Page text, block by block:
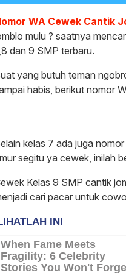
WA Cewek Cantik
mulu ? saatnya
dan 9 SMP terbaru.
yang butuh teman
habis, berikut nomor
kelas 7 ada juga
segitu ya cewek, inilah
Kelas 9 SMP cantik
cari pacar untuk